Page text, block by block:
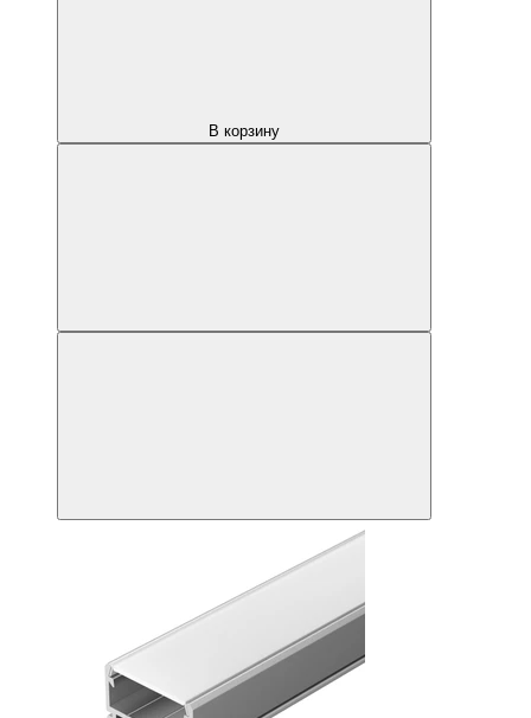
В корзину